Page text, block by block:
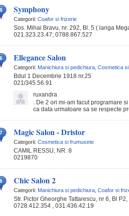
Symphony
Categorii: Coafor si frizerie
Sos. Mihai Bravu, nr. 292, Bl. 5 ( langa
021.323.23.47; 0788.867.527
Ellegance Salon
Categorii: Manichiura si pedichiura Cosmetica
Bdul 1 Decembrie 1918 nr.25
021/345.56.91
ruxandra
. De 2 ori mi-am facut programare
ca data urmatoare sa se respecte
Magic Salon - Dristor
Categorii: Cosmetica si frumusete
CAMIL RESSU, NR. 8
0219870
Chic Salon 2
Categorii: Manichiura si pedichiura Coafor si
Str. Pictor Gheorghe Tattarescu, nr 6, Bl
0728.412.354 , 031.436.42.19